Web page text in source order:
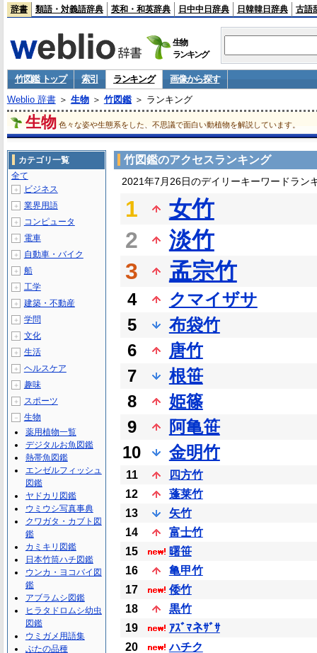
辞書 類語・対義語辞典 英和・和英辞典 日中中日辞典 日韓韓日辞典 古語
生物
ランキング
竹図鑑 トップ 索引 ランキング
画像から探す
Weblio 辞書＞ 生物＞ 竹図鑑＞ ランキング
生物 色々な姿や生態系をした、不思議で面白い動植物を解説しています。
竹図鑑のアクセスランキング
2021年7月26日のデイリーキーワードラン
1
女竹
2
淡竹
3
孟宗竹
4
クマイザサ
5
布袋竹
6
唐竹
7
根笹
8
姫篠
9
阿亀笹
10
金明竹
11
四方竹
12
蓬莱竹
13
矢竹
14
富士竹
15
曙笹
16
亀甲竹
17
倭竹
18
黒竹
19
ｱｽﾞﾏネｻﾞｻ
20
ハチク
カテゴリ一覧
全て
＋ ビジネス
＋ 業界用語
＋ コンピュータ
＋ 電車
＋ 自動車・バイク
＋ 船
＋ 工学
＋ 建築・不動産
＋ 学問
＋ 文化
＋ 生活
＋ ヘルスケア
＋ 趣味
＋ スポーツ
－
生物
薬用植物一覧
デジタルお魚図鑑
熱帯魚図鑑
エンゼルフィッシュ
図鑑
ヤドカリ図鑑
ウミウシ写真事典
クワガタ・カブト図
鑑
カミキリ図鑑
日本竹筒ハチ図鑑
ウンカ・ヨコバイ図
鑑
アブラムシ図鑑
ヒラタドロムシ幼虫
図鑑
ウミガメ用語集
ぶたの品種